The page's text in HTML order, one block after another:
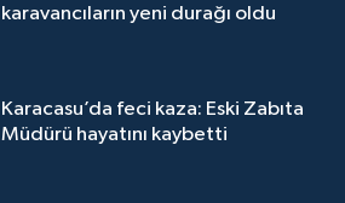
karavancıların yeni durağı oldu
Karacasu’da feci kaza: Eski Zabıta
Müdürü hayatını kaybetti